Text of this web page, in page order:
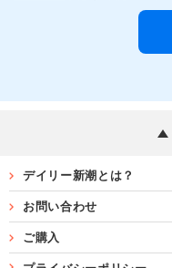
デイリー新潮とは？
お問い合わせ
ご購入